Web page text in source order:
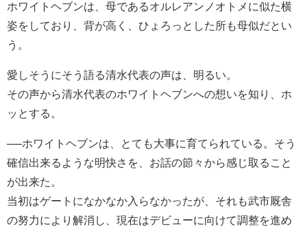
ホワイトヘブンは、母であるオルレアンノオトメに似た横
姿をしており、背が高く、ひょろっとした所も母似だとい
う。
愛しそうにそう語る清水代表の声は、明るい。
その声から清水代表のホワイトヘブンへの想いを知り、ホ
ッとする。
──ホワイトヘブンは、とても大事に育てられている。そう
確信出来るような明快さを、お話の節々から感じ取ること
が出来た。
当初はゲートになかなか入らなかったが、それも武市厩舎
の努力により解消し、現在はデビューに向けて調整を進め